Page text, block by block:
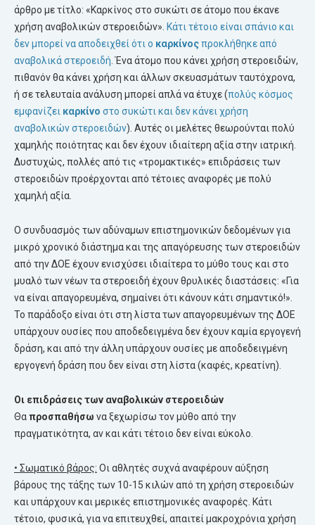
άρθρο με τίτλο: «Καρκίνος στο συκώτι σε άτομο που έκανε
χρήση αναβολικών στεροειδών». Κάτι τέτοιο είναι σπάνιο και
δεν μπορεί να αποδειχθεί ότι ο καρκίνοςπροκλήθηκε από
αναβολικά στεροειδή . Ένα άτομο που κάνει χρήση στεροειδών,
πιθανόν θα κάνει χρήση και άλλων σκευασμάτων ταυτόχρονα,
ή σε τελευταία ανάλυση μπορεί απλά να έτυχε (πολύς κόσμος
εμφανίζει καρκίνο στο συκώτι και δεν κάνει χρήση
αναβολικών στεροειδών). Αυτές οι μελέτες θεωρούνται πολύ
χαμηλής ποιότητας και δεν έχουν ιδιαίτερη αξία στην ιατρική.
Δυστυχώς, πολλές από τις «τρομακτικές» επιδράσεις των
στεροειδών προέρχονται από τέτοιες αναφορές με πολύ
χαμηλή αξία.
Ο συνδυασμός των αδύναμων επιστημονικών δεδομένων για
μικρό χρονικό διάστημα και της απαγόρευσης των στεροειδών
από την ΔΟΕ έχουν ενισχύσει ιδιαίτερα το μύθο τους και στο
μυαλό των νέων τα στεροειδή έχουν θρυλικές διαστάσεις: «Για
να είναι απαγορευμένα, σημαίνει ότι κάνουν κάτι σημαντικό!».
Το παράδοξο είναι ότι στη λίστα των απαγορευμένων της ΔΟΕ
υπάρχουν ουσίες που αποδεδειγμένα δεν έχουν καμία εργογενή
δράση, και από την άλλη υπάρχουν ουσίες με αποδεδειγμένη
εργογενή δράση που δεν είναι στη λίστα (καφές, κρεατίνη).
Οι επιδράσεις των αναβολικών στεροειδών
Θαπροσπαθήσω να ξεχωρίσω τον μύθο από την
πραγματικότητα, αν και κάτι τέτοιο δεν είναι εύκολο.
• Σωματικό βάρος: Οι αθλητές συχνά αναφέρουν αύξηση
βάρους της τάξης των 10-15 κιλών από τη χρήση στεροειδών
και υπάρχουν και μερικές επιστημονικές αναφορές. Κάτι
τέτοιο, φυσικά, για να επιτευχθεί, απαιτεί μακροχρόνια χρήση